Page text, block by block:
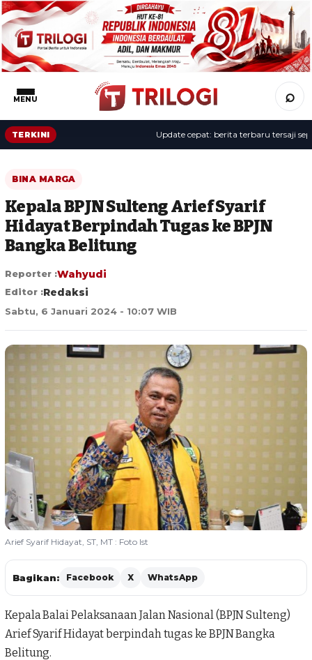
MENU ⌕
TERKINI Update cepat: berita terbaru tersaji
BINA MARGA
Kepala BPJN Sulteng Arief Syarif
Hidayat Berpindah Tugas ke BPJN
Bangka Belitung
Reporter :Wahyudi
Editor :Redaksi
Sabtu, 6 Januari 2024 - 10:07 WIB
Arief Syarif Hidayat, ST, MT : Foto Ist
Bagikan: Facebook X WhatsApp
Kepala Balai Pelaksanaan Jalan Nasional (BPJN Sulteng)
Arief Syarif Hidayatberpindah tugas ke BPJN Bangka
Belitung.